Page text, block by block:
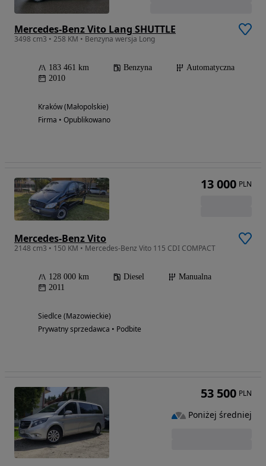
Mercedes-Benz Vito Lang SHUTTLE
3498 cm3 • 258 KM • Benzyna wersja Long
183 461 km Benzyna
Automatyczna
2010
Kraków (Małopolskie)
Firma • Opublikowano
Mercedes-Benz Vito
2148 cm3 • 150 KM • Mercedes-Benz Vito 115 CDI COMPACT
128 000 km Diesel
Manualna
2011
Siedlce (Mazowieckie)
Prywatny sprzedawca • Podbite
13 000 PLN
53 500 PLN
Poniżej średniej